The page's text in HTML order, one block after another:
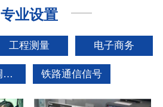
专业设置
工程测量 电子商务
电子设备调试工 铁路通信信号